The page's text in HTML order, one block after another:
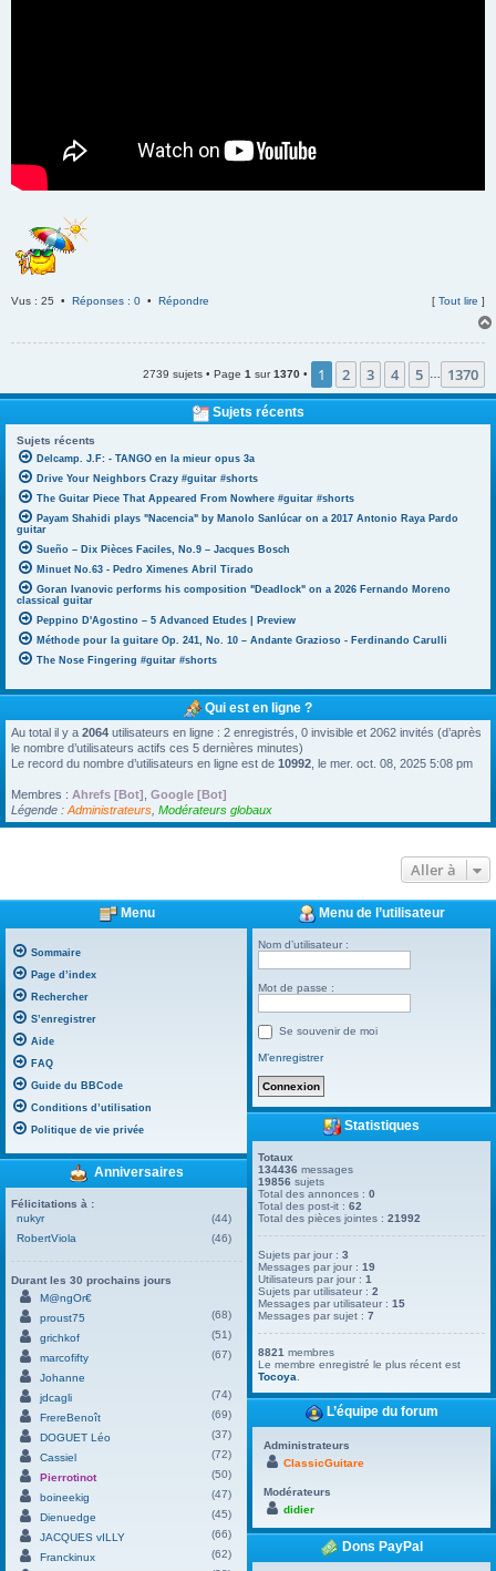
Vus : 25 • Réponses : 0 • Répondre [ Tout lire ]
2739 sujets • Page 1 sur1370 • 1 2 3 4 5 1370
Sujets récents
Sujets récents
Delcamp. J.F: - TANGO en la mieur opus 3a
Drive Your Neighbors Crazy #guitar #shorts
The Guitar Piece That Appeared From Nowhere #guitar #shorts
Payam Shahidi plays "Nacencia" by Manolo Sanlúcar on a 2017 Antonio Raya Pardo
guitar
Sueño – Dix Pièces Faciles, No.9 – Jacques Bosch
Minuet No.63 - Pedro Ximenes Abril Tirado
Goran Ivanovic performs his composition "Deadlock" on a 2026 Fernando Moreno
classical guitar
Peppino D'Agostino – 5 Advanced Etudes | Preview
Méthode pour la guitare Op. 241, No. 10 – Andante Grazioso - Ferdinando Carulli
The Nose Fingering #guitar #shorts
Qui est en ligne ?
Au total il y a 2064 utilisateurs en ligne : 2 enregistrés, 0 invisible et 2062 invités (d’après
le nombre d’utilisateurs actifs ces 5 dernières minutes)
Le record du nombre d’utilisateurs en ligne est de 10992 , le mer. oct. 08, 2025 5:08 pm
Membres : Ahrefs [Bot] Google [Bot]
Légende : Administrateurs Modérateurs globaux
Aller à
Menu
Sommaire
Page d’index
Rechercher
S’enregistrer
Aide
FAQ
Guide du BBCode
Conditions d’utilisation
Politique de vie privée
Anniversaires
Félicitations à :
nukyr
(44)
RobertViola
(46)
Durant les 30 prochains jours
M@ngOr€
proust75
(68)
grichkof
(51)
marcofifty
(67)
Johanne
jdcagli
(74)
FrereBenoît
(69)
DOGUET Léo
(37)
Cassiel
(72)
Pierrotinot
(50)
boineekig
(47)
Dienuedge
(45)
JACQUES vILLY
(66)
Franckinux
(62)
Menu de l’utilisateur
Nom d’utilisateur :
Mot de passe :
Se souvenir de moi
M’enregistrer
Statistiques
Totaux
134436 messages
19856 sujets
Total des annonces :0
Total des post-it :62
Total des pièces jointes :21992
Sujets par jour :3
Messages par jour :19
Utilisateurs par jour :1
Sujets par utilisateur :2
Messages par utilisateur :15
Messages par sujet :7
8821 membres
Le membre enregistré le plus récent est
Tocoya
L’équipe du forum
Administrateurs
ClassicGuitare
Modérateurs
didier
Dons PayPal